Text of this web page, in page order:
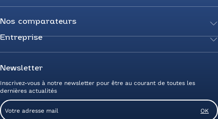
Transition énergétique
Secteurs d’expertise
Optimisez vos taxes et compteurs
Mix énergie
Efficacité énergétique
Photovoltaïque
Energy Management
Entreprise zéro carbone
Actualités
Guides de l’énergie
Livres blancs
Nos comparateurs
Comparateur Électricité
Comparateur Gaz
Prix du Gaz
Entreprise
Nous rejoindre
Devenez Partenaire
Avis clients Alliance des Energies
Contactez-nous
Service client
Newsletter
Inscrivez-vous à notre newsletter pour être au courant de toutes les
dernières actualités
Email